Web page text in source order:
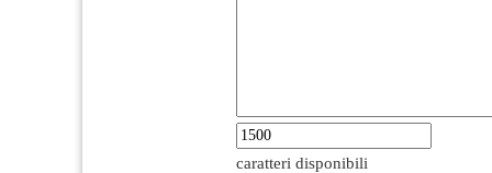
caratteri disponibili